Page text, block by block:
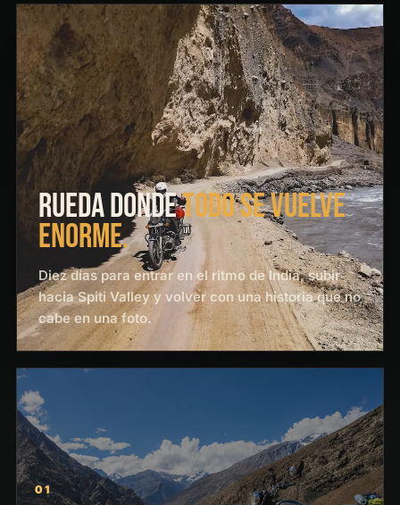
RUEDA DONDETODO SE VUELVE
ENORME.
Diez días para entrar en el ritmo de India, subir
hacia Spiti Valley y volver con una historia que no
cabe en una foto.
01